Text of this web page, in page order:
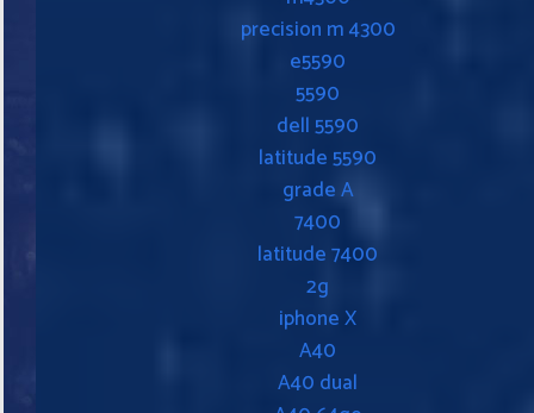
precision m 4300
e5590
5590
dell 5590
latitude 5590
grade A
7400
latitude 7400
2g
iphone X
A40
A40 dual